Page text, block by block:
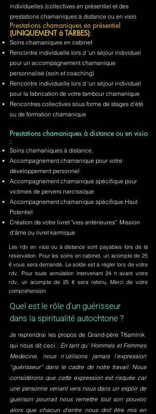
individuelles /collectives en présentiel et des
prestations chamaniques à distance ou en visio
Prestations chamaniques en présentiel
(UNIQUEMENT à TARBES):
Soins chamaniques en cabinet
Rencontre individuelle lors d 'un séjour individuel
pour un accompagnement chamanique
personnalisé (soin et coaching)
Rencontre individuelle lors d 'un séjour individuel
pour la fabrication de votre tambour chamanique
Rencontres collectives sous forme de stages d'été
ou de formation chamanique
Prestations chamaniques à distance ou en visio
:
Soins chamaniques à distance.
Accompagnement chamanique pour votre
développement personnel
Accompagnement chamanique spécifique pour
victimes de pervers narcissique
Accompagnement chamanique spécifique Haut
Potentiel
Création de votre livret "vies antérieures" Mission
d'âme ou livret karmique
Les rdv en visio ou à distance sont payables lors de la
réservation. Pour les soins en cabinet, un acompte de 25
€ vous sera demandé. Le solde est à régler lors de votre
rdv. Pour toute annulation intervenant 24 h avant votre
rdv, un acompte de 25 € sera retenu. Merci de votre
compréhension
Quel est le rôle d'un guérisseur
dans la spiritualité autochtone ?
Je reprendrai les propos de Grand-père T8aminik
qui nous dit ceci : En tant qu' Hommes et Femmes
Medecine, nous n'utilisons jamais l’expression
“guérisseur” dans le cadre de notre travail. Nous
considérons que cette expression est risquée car
une personne venant vers nous dans un espoir de
guérison pourrait nous remettre tout son pouvoir,
alors que chacun d’entre nous doit être mis en